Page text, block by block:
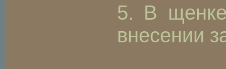
5. В щенке
внесении